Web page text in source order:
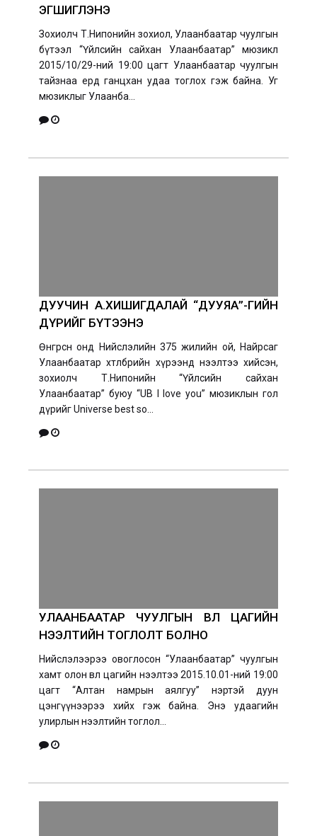
ЭГШИГЛЭНЭ
Зохиолч Т.Нипонийн зохиол, Улаанбаатар чуулгын
бүтээл “Үйлсийн сайхан Улаанбаатар” мюзикл
2015/10/29-ний 19:00 цагт Улаанбаатар чуулгын
тайзнаа ердөө ганцхан удаа тоглох гэж байна. Уг
мюзиклыг Улаанба...
ДУУЧИН А.ХИШИГДАЛАЙ “ДУУЯА”-ГИЙН
ДҮРИЙГ БҮТЭЭНЭ
Өнгөрсөн онд Нийслэлийн 375 жилийн ой, Найрсаг
Улаанбаатар хөтөлбөрийн хүрээнд нээлтээ хийсэн,
зохиолч Т.Нипонийн “Үйлсийн сайхан
Улаанбаатар” буюу “UB I love you” мюзиклын гол
дүрийг Universe best so...
УЛААНБААТАР ЧУУЛГЫН ӨВӨЛ ЦАГИЙН
НЭЭЛТИЙН ТОГЛОЛТ БОЛНО
Нийслэлээрээ овоглосон “Улаанбаатар” чуулгын
хамт олон өвөл цагийн нээлтээ 2015.10.01-ний 19:00
цагт “Алтан намрын аялгуу” нэртэй дуун
цэнгүүнээрээ хийх гэж байна. Энэ удаагийн
улирлын нээлтийн тоглол...